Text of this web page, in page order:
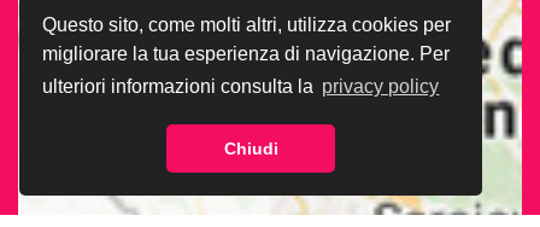
Questo sito, come molti altri, utilizza cookies per
migliorare la tua esperienza di navigazione. Per
ulteriori informazioni consulta la privacy policy
Chiudi